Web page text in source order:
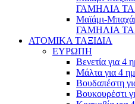
ΓΑΜΗΛΙΑ
Μαϊάμι-
ΓΑΜΗΛΙΑ
ΑΤΟΜΙΚΑ ΤΑΞΙΔΙΑ
ΕΥΡΩΠΗ
Βενετία για 4
Μάλτα για 4
Βουδαπέστη
Βουκουρέστι